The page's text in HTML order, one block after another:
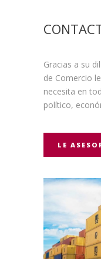
Gracias a su
de Comercio
necesita en
político,
LE